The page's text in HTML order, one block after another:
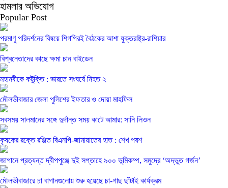
হামলার অভিযোগ
Popular Post
পরমাণু পরিদর্শনের বিষয়ে শিগগিরই বৈঠকের আশা যুক্তরাষ্ট্র-রাশিয়ার
বিশ্বনেতাদের কাছে ক্ষমা চান বাইডেন
মহানবীকে কটুক্তি : ভারতে সংঘর্ষে নিহত ২
মৌলভীবাজার জেলা পুলিশের ইফতার ও দোয়া মাহফিল
সবসময় সালমানের সঙ্গে দুর্দান্ত সময় কাটে আমার: সানি লিওন
কৃষকের রক্তে রঞ্জিত বিএনপি-জামায়াতের হাত : শেখ পরশ
জাপানে প্রত্যন্ত দ্বীপপুঞ্জে দুই সপ্তাহে ৯০০ ভূমিকম্প, সমুদ্রে ‘অদ্ভুত গর্জন’
মৌলভীবাজারে চা বাগানগুলোয় শুরু হয়েছে চা-গাছ ছাঁটাই কার্যক্রম